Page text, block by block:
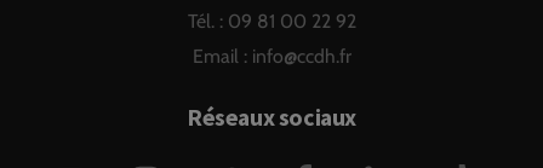
Tél. : 09 81 00 22 92
Email : info@ccdh.fr
Réseaux sociaux